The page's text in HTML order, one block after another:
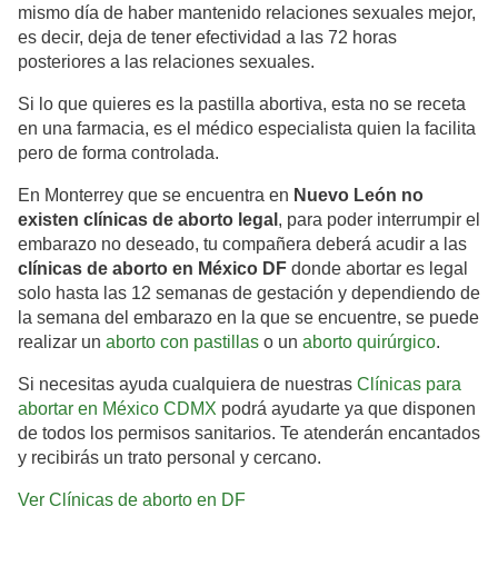
mismo día de haber mantenido relaciones sexuales mejor,
es decir, deja de tener efectividad a las 72 horas
posteriores a las relaciones sexuales.
Si lo que quieres es la pastilla abortiva, esta no se receta
en una farmacia, es el médico especialista quien la facilita
pero de forma controlada.
En Monterrey que se encuentra en Nuevo León no
existen clínicas de aborto legal , para poder interrumpir el
embarazo no deseado, tu compañera deberá acudir a las
clínicas de aborto en México DF donde abortar es legal
solo hasta las 12 semanas de gestación y dependiendo de
la semana del embarazo en la que se encuentre, se puede
realizar un aborto con pastillas o un aborto quirúrgico.
Si necesitas ayuda cualquiera de nuestras Clínicas para
abortar en México CDMX podrá ayudarte ya que disponen
de todos los permisos sanitarios. Te atenderán encantados
y recibirás un trato personal y cercano.
Ver Clínicas de aborto en DF